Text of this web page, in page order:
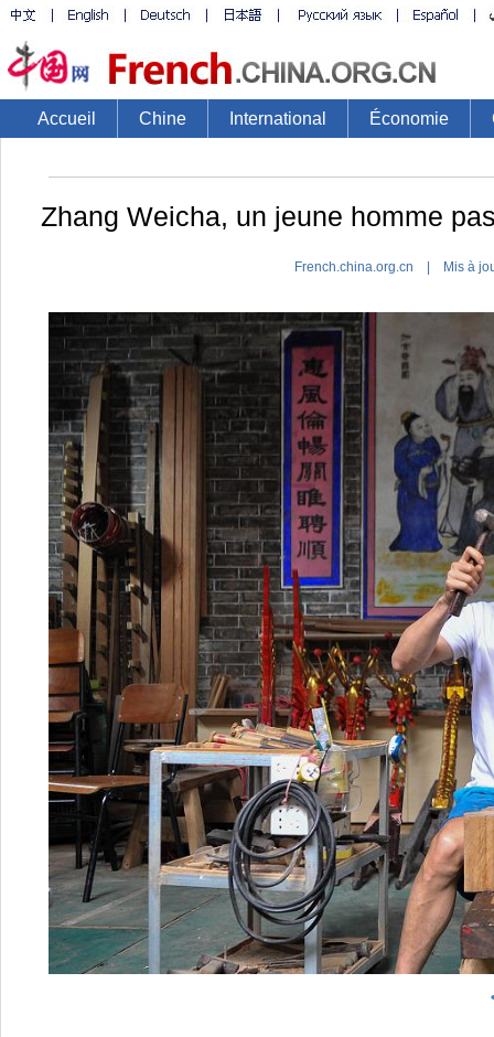
Accueil Chine International Économie
Zhang Weicha, un jeune homme
French.china.org.cn | Mis à